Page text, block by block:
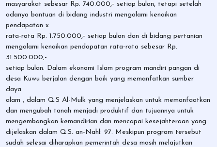
masyarakat sebesar Rp. 740.000,- setiap bulan, tetapi setelah
adanya bantuan di bidang industri mengalami kenaikan
pendapatan x
rata-rata Rp. 1.750.000,- setiap bulan dan di bidang pertanian
mengalami kenaikan pendapatan rata-rata sebesar Rp.
31.500.000,-
setiap bulan. Dalam ekonomi Islam program mandiri pangan di
desa Kuwu berjalan dengan baik yang memanfatkan sumber
daya
alam , dalam Q.S Al-Mulk yang menjelaskan untuk memanfaatkan
dan mengubah tanah menjadi produktif dan tujuannya untuk
mengembangkan kemandirian dan mencapai kesejahteraan yang
dijelaskan dalam Q.S. an-Nahl: 97. Meskipun program tersebut
sudah selesai diharapkan pemerintah desa masih melajutkan